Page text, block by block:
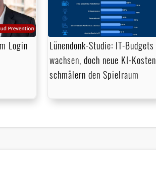
Login
Lünendonk-Studie: IT-Budgets
wachsen, doch neue KI-Kosten
schmälern den Spielraum